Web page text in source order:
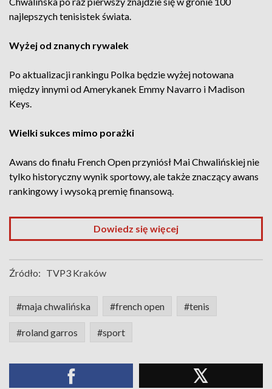
najlepszych tenisistek świata.
Wyżej od znanych rywalek
Po aktualizacji rankingu Polka będzie wyżej notowana
między innymi od Amerykanek Emmy Navarro i Madison
Keys.
Wielki sukces mimo porażki
Awans do finału French Open przyniósł Mai Chwalińskiej nie
tylko historyczny wynik sportowy, ale także znaczący awans
rankingowy i wysoką premię finansową.
Dowiedz się więcej
Źródło: TVP3 Kraków
#maja chwalińska #french open #tenis
#roland garros #sport